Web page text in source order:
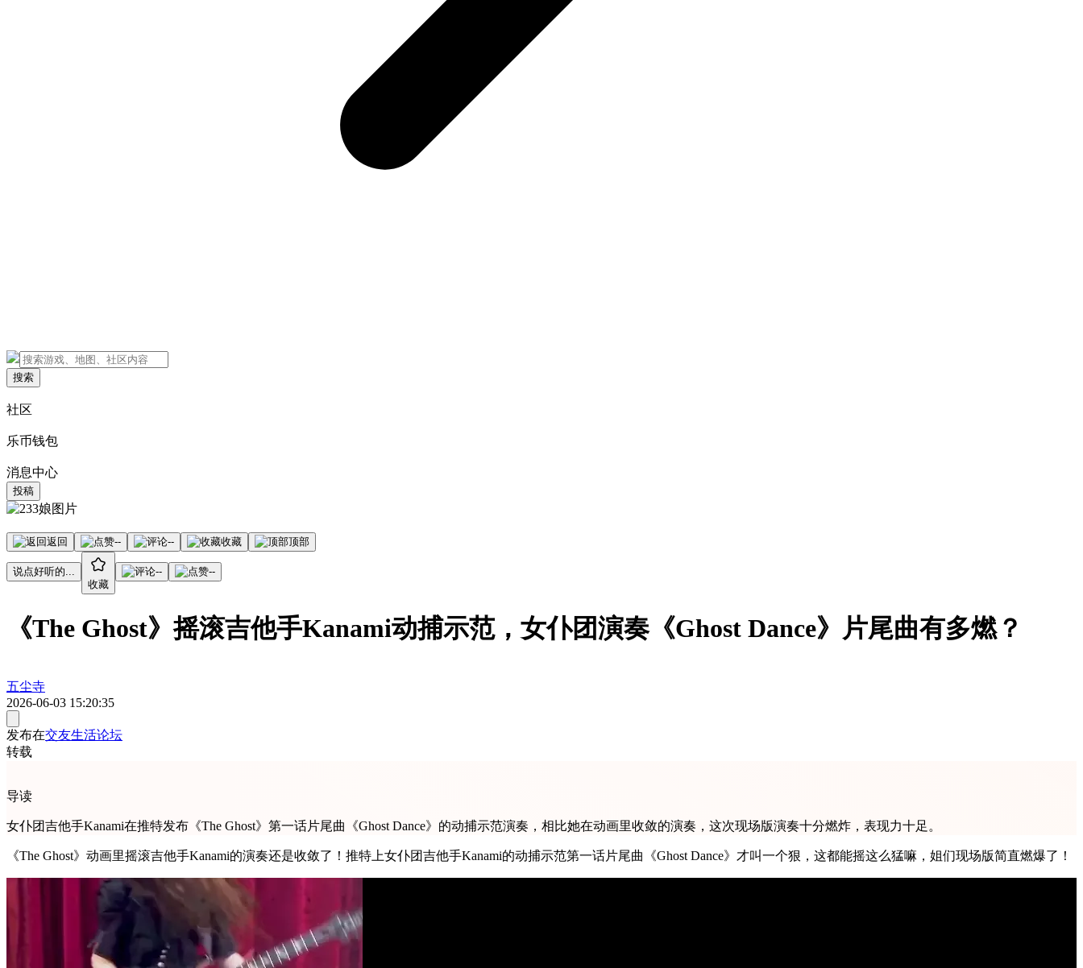
搜索
社区
乐币钱包
消息中心
投稿
返回 -- -- 收藏 顶部
说点好听的...
收藏
-- --
《The Ghost》摇滚吉他手Kanami动捕示范，女仆团演奏《Ghost Dance》片尾曲有多燃？
五尘寺
2026-06-03 15:20:35
发布在交友生活论坛
转载
导读
女仆团吉他手Kanami在推特发布《The Ghost》第一话片尾曲《Ghost Dance》的动捕示范演奏，相比她在动画里收敛的演奏，这次现场版演奏十分燃炸，表现力十足。
《The Ghost》动画里摇滚吉他手Kanami的演奏还是收敛了！推特上女仆团吉他手Kanami的动捕示范第一话片尾曲《Ghost Dance》才叫一个狠，这都能摇这么猛嘛，姐们现场版简直燃爆了！